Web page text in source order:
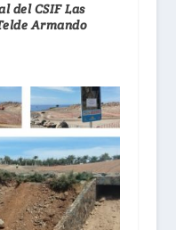
del CSIF Las
Armando